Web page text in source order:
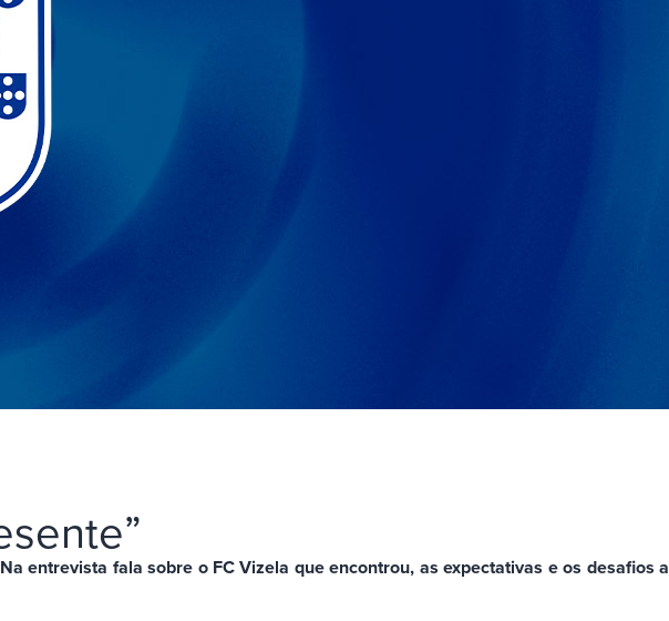
entrevista fala sobre o FC Vizela que encontrou, as expectativas e os desafios a